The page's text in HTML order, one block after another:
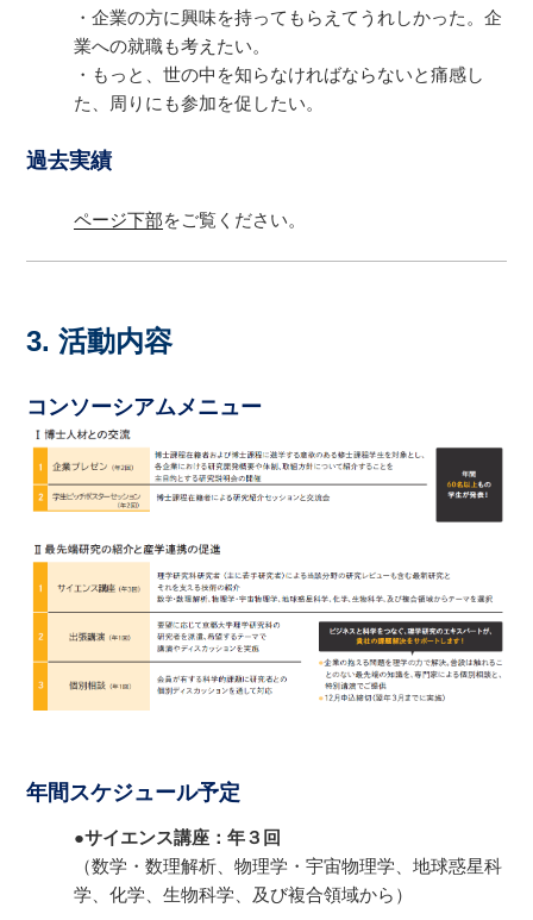
・企業の方に興味を持ってもらえてうれしかった。企
業への就職も考えたい。
・もっと、世の中を知らなければならないと痛感し
た、周りにも参加を促したい。
過去実績
ページ下部をご覧ください。
3. 活動内容
コンソーシアムメニュー
年間スケジュール予定
●サイエンス講座：年３回
（数学・数理解析、物理学・宇宙物理学、地球惑星科
学、化学、⽣物科学、及び複合領域から）